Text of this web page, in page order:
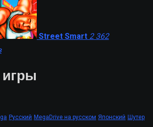
Street Smart 2 362
Русский MegaDrive на русском Японский Шутер